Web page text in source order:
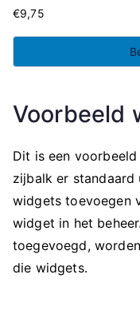
€9,75
Voorbeeld
Dit is een
zijbalk er
widgets toevoegen
widget in het
toegevoegd,
die widgets.